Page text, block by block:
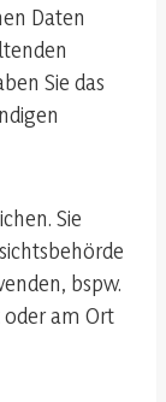
Daten
Sie das
Sie
bspw.
am Ort